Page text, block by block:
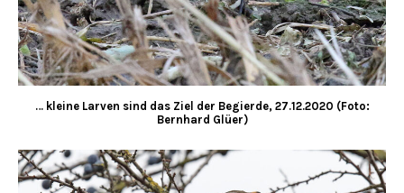
… kleine Larven sind das Ziel der Begierde, 27.12.2020 (Foto:
Bernhard Glüer)